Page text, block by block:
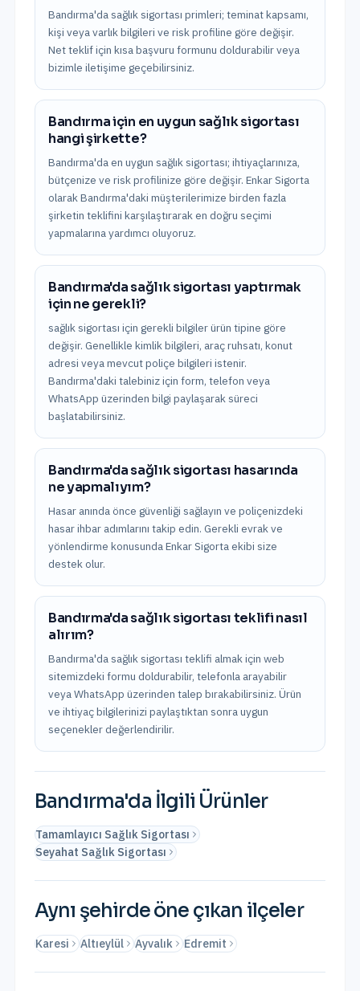
Bandırma'da sağlık sigortası primleri; teminat kapsamı,
kişi veya varlık bilgileri ve risk profiline göre değişir.
Net teklif için kısa başvuru formunu doldurabilir veya
bizimle iletişime geçebilirsiniz.
Bandırma için en uygun sağlık sigortası
hangi şirkette?
Bandırma'da en uygun sağlık sigortası; ihtiyaçlarınıza,
bütçenize ve risk profilinize göre değişir. Enkar Sigorta
olarak Bandırma'daki müşterilerimize birden fazla
şirketin teklifini karşılaştırarak en doğru seçimi
yapmalarına yardımcı oluyoruz.
Bandırma'da sağlık sigortası yaptırmak
için ne gerekli?
sağlık sigortası için gerekli bilgiler ürün tipine göre
değişir. Genellikle kimlik bilgileri, araç ruhsatı, konut
adresi veya mevcut poliçe bilgileri istenir.
Bandırma'daki talebiniz için form, telefon veya
WhatsApp üzerinden bilgi paylaşarak süreci
başlatabilirsiniz.
Bandırma'da sağlık sigortası hasarında
ne yapmalıyım?
Hasar anında önce güvenliği sağlayın ve poliçenizdeki
hasar ihbar adımlarını takip edin. Gerekli evrak ve
yönlendirme konusunda Enkar Sigorta ekibi size
destek olur.
Bandırma'da sağlık sigortası teklifi nasıl
alırım?
Bandırma'da sağlık sigortası teklifi almak için web
sitemizdeki formu doldurabilir, telefonla arayabilir
veya WhatsApp üzerinden talep bırakabilirsiniz. Ürün
ve ihtiyaç bilgilerinizi paylaştıktan sonra uygun
seçenekler değerlendirilir.
Bandırma'da İlgili Ürünler
Tamamlayıcı Sağlık Sigortası
Seyahat Sağlık Sigortası
Aynı şehirde öne çıkan ilçeler
Karesi Altıeylül Ayvalık Edremit